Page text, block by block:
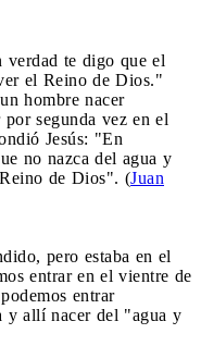
verdad te digo que el
el Reino de Dios."
hombre nacer
segunda vez en el
Jesús: "En
no nazca del agua y
de Dios". (Juan
pero estaba en el
entrar en el vientre de
entrar
y allí nacer del "agua y